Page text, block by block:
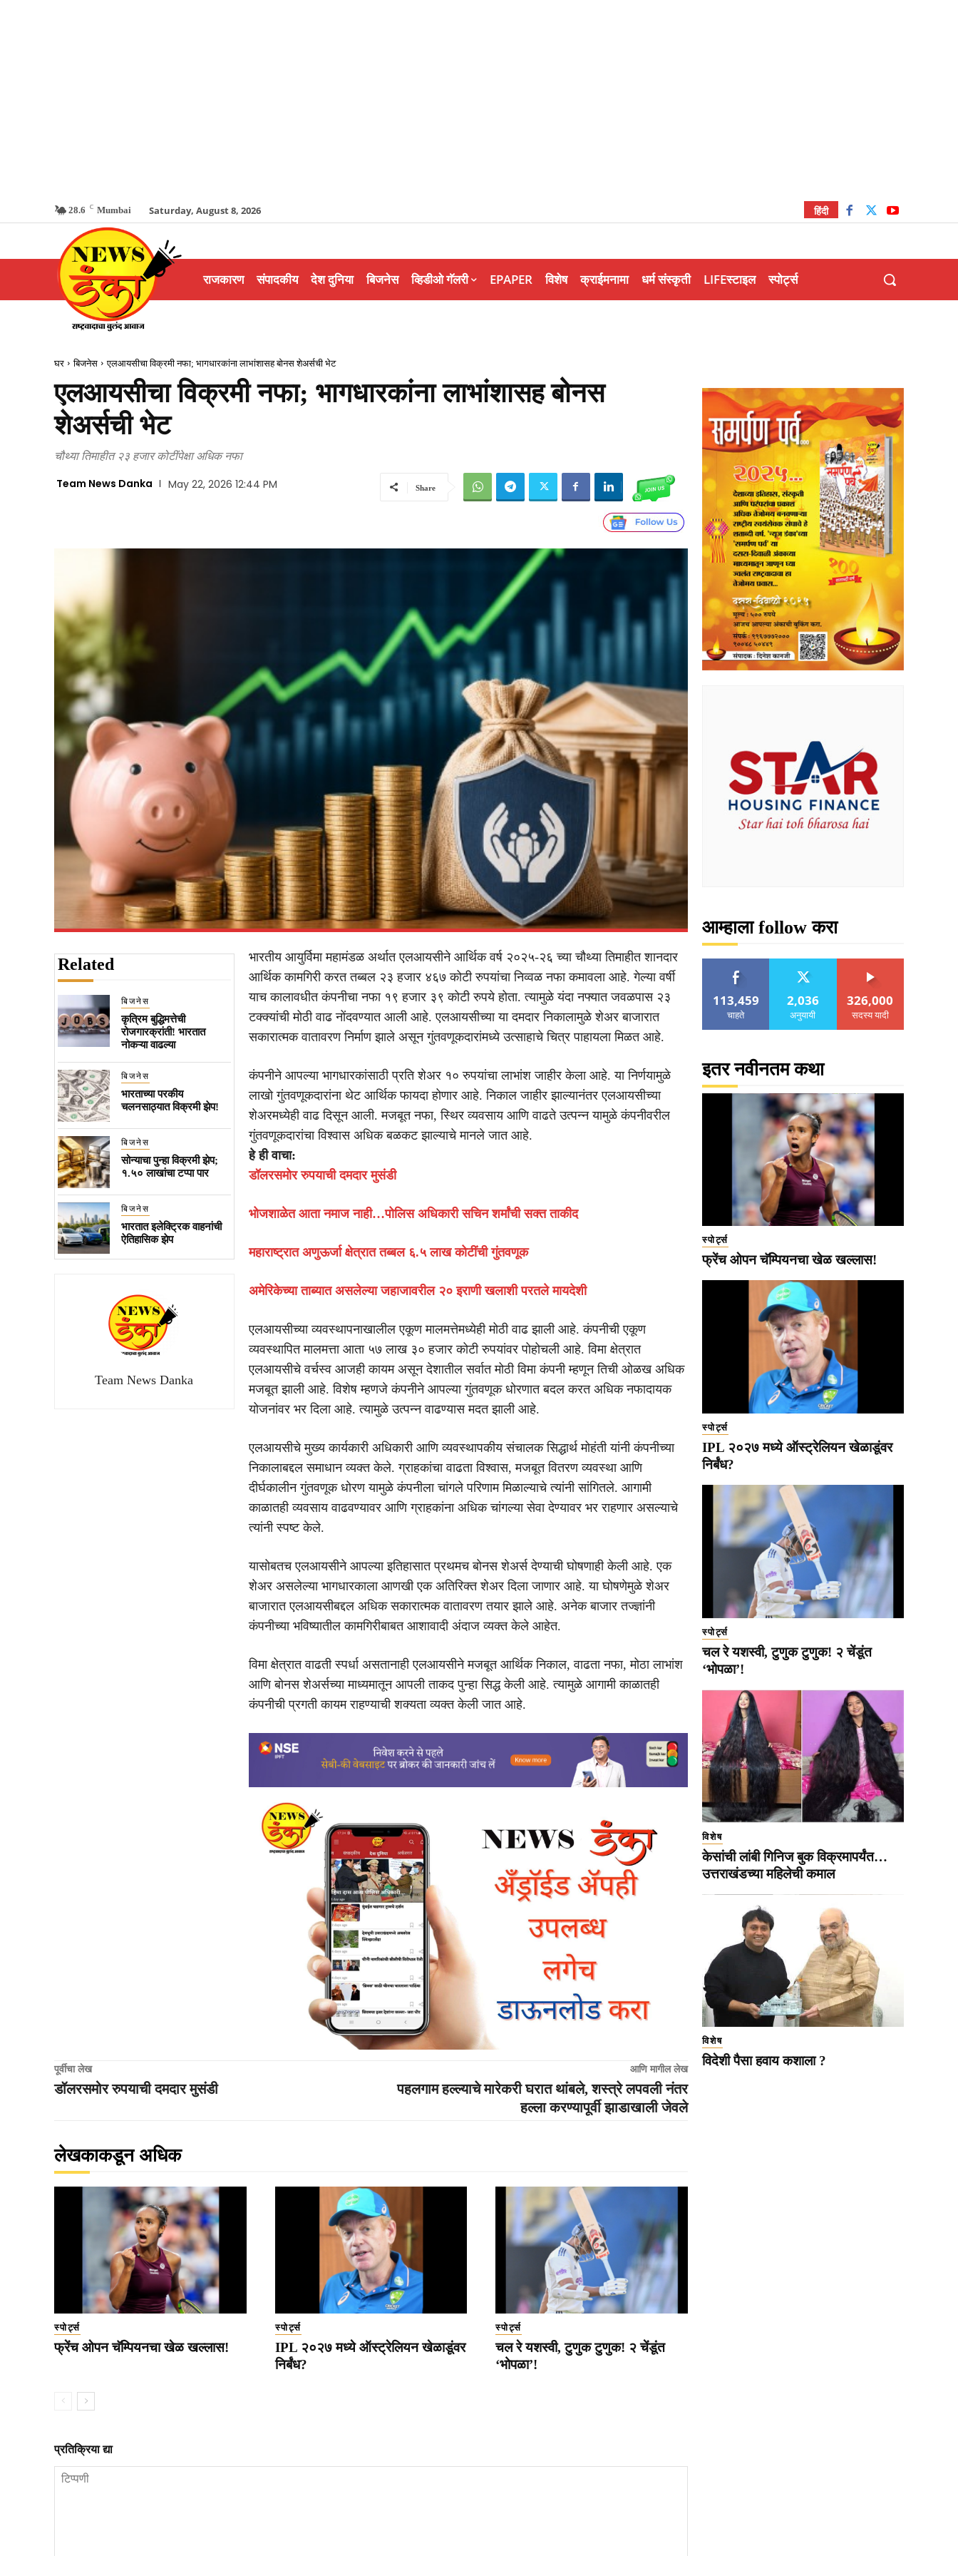
28.6 C Mumbai Saturday, August 8, 2026 हिंदी
राजकारण संपादकीय देश दुनिया बिजनेस व्हिडीओ गॅलरी EPAPER विशेष क्राईमनामा धर्म संस्कृती LIFEस्टाइल स्पोर्ट्स
घर बिजनेस एलआयसीचा विक्रमी नफा; भागधारकांना लाभांशासह बोनस शेअर्सची भेट
एलआयसीचा विक्रमी नफा; भागधारकांना लाभांशासह बोनस
शेअर्सची भेट
चौथ्या तिमाहीत २३ हजार कोटींपेक्षा अधिक नफा
Team News Danka May 22, 2026 12:44 PM Share
Related
बिजनेस
कृत्रिम बुद्धिमत्तेची
रोजगारक्रांती! भारतात
नोकऱ्या वाढल्या
बिजनेस
भारताच्या परकीय
चलनसाठ्यात विक्रमी झेप!
बिजनेस
सोन्याचा पुन्हा विक्रमी झेप;
१.५० लाखांचा टप्पा पार
बिजनेस
भारतात इलेक्ट्रिक वाहनांची
ऐतिहासिक झेप
Team News Danka
भारतीय आयुर्विमा महामंडळ अर्थात एलआयसीने आर्थिक वर्ष २०२५-२६ च्या चौथ्या तिमाहीत शानदार
आर्थिक कामगिरी करत तब्बल २३ हजार ४६७ कोटी रुपयांचा निव्वळ नफा कमावला आहे. गेल्या वर्षी
याच कालावधीत कंपनीचा नफा १९ हजार ३९ कोटी रुपये होता. त्यामुळे यंदा नफ्यात जवळपास २३
टक्क्यांची मोठी वाढ नोंदवण्यात आली आहे. एलआयसीच्या या दमदार निकालामुळे शेअर बाजारात
सकारात्मक वातावरण निर्माण झाले असून गुंतवणूकदारांमध्ये उत्साहाचे चित्र पाहायला मिळत आहे.
कंपनीने आपल्या भागधारकांसाठी प्रति शेअर १० रुपयांचा लाभांश जाहीर केला आहे. या निर्णयामुळे
लाखो गुंतवणूकदारांना थेट आर्थिक फायदा होणार आहे. निकाल जाहीर झाल्यानंतर एलआयसीच्या
शेअरमध्येही वाढ दिसून आली. मजबूत नफा, स्थिर व्यवसाय आणि वाढते उत्पन्न यामुळे कंपनीवरील
गुंतवणूकदारांचा विश्वास अधिक बळकट झाल्याचे मानले जात आहे.
हे ही वाचा:
डॉलरसमोर रुपयाची दमदार मुसंडी
भोजशाळेत आता नमाज नाही…पोलिस अधिकारी सचिन शर्मांची सक्त ताकीद
महाराष्ट्रात अणुऊर्जा क्षेत्रात तब्बल ६.५ लाख कोटींची गुंतवणूक
अमेरिकेच्या ताब्यात असलेल्या जहाजावरील २० इराणी खलाशी परतले मायदेशी
एलआयसीच्या व्यवस्थापनाखालील एकूण मालमत्तेमध्येही मोठी वाढ झाली आहे. कंपनीची एकूण
व्यवस्थापित मालमत्ता आता ५७ लाख ३० हजार कोटी रुपयांवर पोहोचली आहे. विमा क्षेत्रात
एलआयसीचे वर्चस्व आजही कायम असून देशातील सर्वात मोठी विमा कंपनी म्हणून तिची ओळख अधिक
मजबूत झाली आहे. विशेष म्हणजे कंपनीने आपल्या गुंतवणूक धोरणात बदल करत अधिक नफादायक
योजनांवर भर दिला आहे. त्यामुळे उत्पन्न वाढण्यास मदत झाली आहे.
एलआयसीचे मुख्य कार्यकारी अधिकारी आणि व्यवस्थापकीय संचालक सिद्धार्थ मोहंती यांनी कंपनीच्या
निकालाबद्दल समाधान व्यक्त केले. ग्राहकांचा वाढता विश्वास, मजबूत वितरण व्यवस्था आणि
दीर्घकालीन गुंतवणूक धोरण यामुळे कंपनीला चांगले परिणाम मिळाल्याचे त्यांनी सांगितले. आगामी
काळातही व्यवसाय वाढवण्यावर आणि ग्राहकांना अधिक चांगल्या सेवा देण्यावर भर राहणार असल्याचे
त्यांनी स्पष्ट केले.
यासोबतच एलआयसीने आपल्या इतिहासात प्रथमच बोनस शेअर्स देण्याची घोषणाही केली आहे. एक
शेअर असलेल्या भागधारकाला आणखी एक अतिरिक्त शेअर दिला जाणार आहे. या घोषणेमुळे शेअर
बाजारात एलआयसीबद्दल अधिक सकारात्मक वातावरण तयार झाले आहे. अनेक बाजार तज्ज्ञांनी
कंपनीच्या भविष्यातील कामगिरीबाबत आशावादी अंदाज व्यक्त केले आहेत.
विमा क्षेत्रात वाढती स्पर्धा असतानाही एलआयसीने मजबूत आर्थिक निकाल, वाढता नफा, मोठा लाभांश
आणि बोनस शेअर्सच्या माध्यमातून आपली ताकद पुन्हा सिद्ध केली आहे. त्यामुळे आगामी काळातही
कंपनीची प्रगती कायम राहण्याची शक्यता व्यक्त केली जात आहे.
पूर्वीचा लेख
डॉलरसमोर रुपयाची दमदार मुसंडी
आणि मागील लेख
पहलगाम हल्ल्याचे मारेकरी घरात थांबले, शस्त्रे लपवली नंतर
हल्ला करण्यापूर्वी झाडाखाली जेवले
लेखकाकडून अधिक
स्पोर्ट्स
फ्रेंच ओपन चॅम्पियनचा खेळ खल्लास!
स्पोर्ट्स
IPL २०२७ मध्ये ऑस्ट्रेलियन खेळाडूंवर
निर्बंध?
स्पोर्ट्स
चल रे यशस्वी, टुणुक टुणुक! २ चेंडूंत
‘भोपळा’!
प्रतिक्रिया द्या
आम्हाला follow करा
113,459
चाहते
2,036
अनुयायी
326,000
सदस्य यादी
इतर नवीनतम कथा
स्पोर्ट्स
फ्रेंच ओपन चॅम्पियनचा खेळ खल्लास!
स्पोर्ट्स
IPL २०२७ मध्ये ऑस्ट्रेलियन खेळाडूंवर
निर्बंध?
स्पोर्ट्स
चल रे यशस्वी, टुणुक टुणुक! २ चेंडूंत
‘भोपळा’!
विशेष
केसांची लांबी गिनिज बुक विक्रमापर्यंत…
उत्तराखंडच्या महिलेची कमाल
विशेष
विदेशी पैसा हवाय कशाला ?